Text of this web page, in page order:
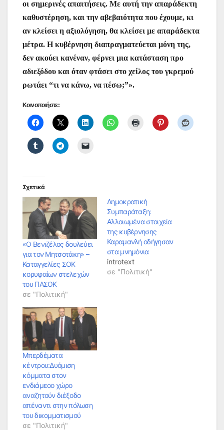
οι σημερινές απαιτήσεις. Με αυτή την απαράδεκτη
καθυστέρηση, και την αβεβαιότητα που έχουμε, κι
αν κλείσει η αξιολόγηση, θα κλείσει με απαράδεκτα
μέτρα. Η κυβέρνηση διαπραγματεύεται μόνη της,
δεν ακούει κανέναν, φέρνει μια κατάσταση προ
αδιεξόδου και όταν φτάσει στο χείλος του γκρεμού
ρωτάει “τι να κάνω, να πέσω;”».
Κοινοποιήστε:
Σχετικά
«Ο Βενιζέλος δουλεύει
για τον Μητσοτάκη» –
Καταγγελίες ΣΟΚ
κορυφαίων στελεχών
του ΠΑΣΟΚ
σε "Πολιτική"
Δημοκρατική
Συμπαράταξη:
Αλλοιωμένα στοιχεία
της κυβέρνησης
Καραμανλή οδήγησαν
στα μνημόνια
introtext
σε "Πολιτική"
Μπερδέματα
κέντρου:Δυόμιση
κόμματα στον
ενδιάμεοο χώρο
αναζητούν διέξοδο
απέναντι στην πόλωση
του δικομματισμού
σε "Πολιτική"